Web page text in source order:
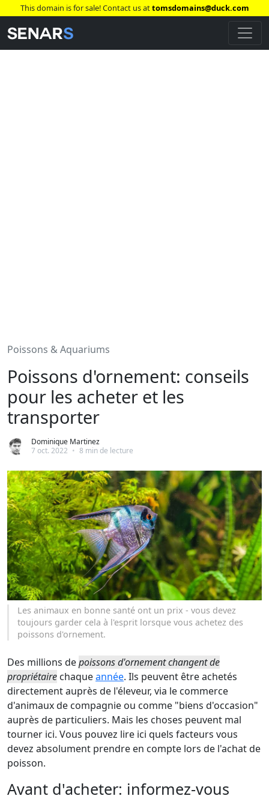
This domain is for sale! Contact us attomsdomains@duck.com
Poissons & Aquariums
Poissons d'ornement: conseils
pour les acheter et les
transporter
Dominique Martinez
7 oct. 2022 • 8 min de lecture
Les animaux en bonne santé ont un prix - vous devez
toujours garder cela à l'esprit lorsque vous achetez des
poissons d'ornement.
Des millions depoissons d'ornement changent de
propriétaire chaqueannée. Ils peuvent être achetés
directement auprès de l'éleveur, via le commerce
d'animaux de compagnie ou comme "biens d'occasion"
auprès de particuliers. Mais les choses peuvent mal
tourner ici. Vous pouvez lire ici quels facteurs vous
devez absolument prendre en compte lors de l'achat de
poisson.
Avant d'acheter: informez-vous